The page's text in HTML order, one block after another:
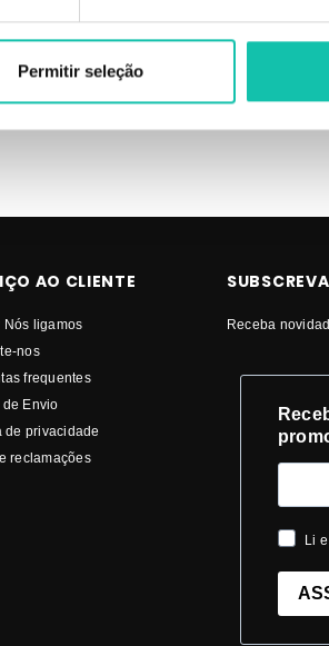
Permitir seleção
AO CLIENTE
Nós ligamos
nos
frequentes
Envio
de privacidade
reclamações
Receba
Li